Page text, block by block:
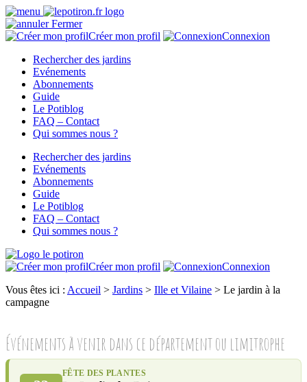
Fermer
Créer mon profil
Connexion
Rechercher des jardins
Evénements
Abonnements
Guide
Le Potiblog
FAQ – Contact
Qui sommes nous ?
Rechercher des jardins
Evénements
Abonnements
Guide
Le Potiblog
FAQ – Contact
Qui sommes nous ?
Créer mon profil
Connexion
Vous êtes ici : Accueil > Jardins > Ille et Vilaine > Le jardin à la
campagne
Événements à venir dans ce département ou limitrophe
FÊTE DES PLANTES